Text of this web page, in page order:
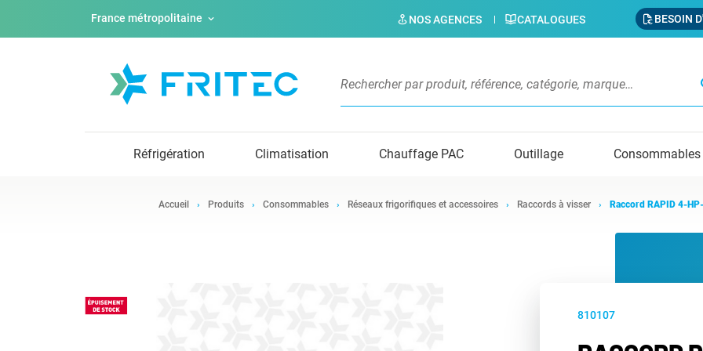
France métropolitaine NOS AGENCES CATALOGUES BESOIN
Réfrigération Climatisation Chauffage PAC Outillage Consommables
Accueil Produits Consommables Réseaux frigorifiques et accessoires Raccords à visser Raccord RAPID 4-
810107